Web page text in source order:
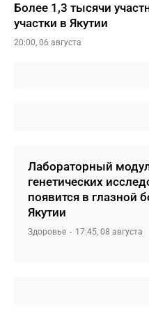
Более 1,3 тысячи
участки в Якутии
20:00, 06 августа
Лабораторный
генетических
появится в глазной
Якутии
Здоровье 17:45, 08 августа